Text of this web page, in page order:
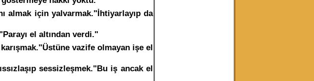
almak için yalvarmak."İhtiyarlayıp da
el altından verdi."
vazife olmayan işe el
sessizleşmek."Bu iş ancak el